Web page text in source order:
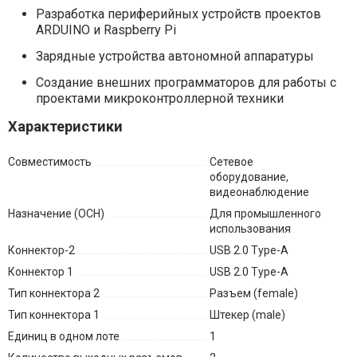
Разработка периферийных устройств проектов
ARDUINO и Raspberry Pi
Зарядные устройства автономной аппаратуры
Создание внешних программаторов для работы с
проектами микроконтроллерной техники
Характеристики
Совместимость
Сетевое
оборудование,
видеонаблюдение
Назначение (ОСН)
Для промышленного
использования
Коннектор-2
USB 2.0 Type-A
Коннектор 1
USB 2.0 Type-A
Тип коннектора 2
Разъем (female)
Тип коннектора 1
Штекер (male)
Единиц в одном лоте
1